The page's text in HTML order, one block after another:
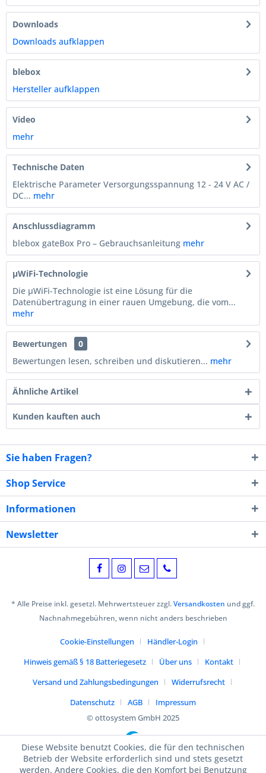
Downloads
Downloads aufklappen
blebox
Hersteller aufklappen
Video
mehr
Technische Daten
Elektrische Parameter Versorgungsspannung 12 - 24 V AC /
DC... mehr
Anschlussdiagramm
blebox gateBox Pro – Gebrauchsanleitung mehr
µWiFi-Technologie
Die µWiFi-Technologie ist eine Lösung für die
Datenübertragung in einer rauen Umgebung, die vom...
mehr
Bewertungen
0
Bewertungen lesen, schreiben und diskutieren... mehr
Ähnliche Artikel
Kunden kauften auch
Sie haben Fragen?
Shop Service
Informationen
Newsletter
* Alle Preise inkl. gesetzl. Mehrwertsteuer zzgl.Versandkosten und ggf.
Nachnahmegebühren, wenn nicht anders beschrieben
Cookie-Einstellungen
Händler-Login
Hinweis gemäß § 18 Batteriegesetz
Über uns
Kontakt
Versand und Zahlungsbedingungen
Widerrufsrecht
Datenschutz
AGB
Impressum
© ottosystem GmbH 2025
Diese Website benutzt Cookies, die für den technischen
Betrieb der Website erforderlich sind und stets gesetzt
werden. Andere Cookies, die den Komfort bei Benutzung